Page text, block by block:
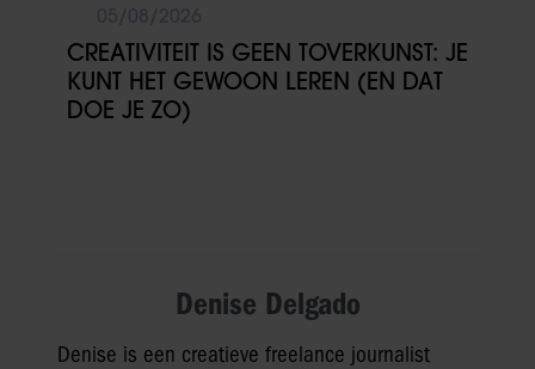
CREATIVITEIT IS GEEN TOVERKUNST: JE
KUNT HET GEWOON LEREN (EN DAT
DOE JE ZO)
Denise Delgado
Denise is een creatieve freelance journalist